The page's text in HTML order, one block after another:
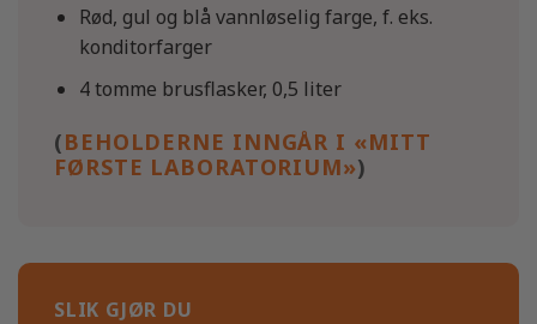
Rød, gul og blå vannløselig farge, f. eks.
konditorfarger
4 tomme brusflasker, 0,5 liter
(BEHOLDERNE INNGÅR I «MITT
FØRSTE LABORATORIUM»)
SLIK GJØR DU